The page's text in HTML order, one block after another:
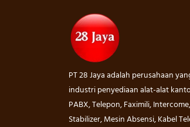
PT 28 Jaya adalah perusahaan
industri penyediaan alat-alat
PABX, Telepon, Faximili,
Stabilizer, Mesin Absensi, Kabel